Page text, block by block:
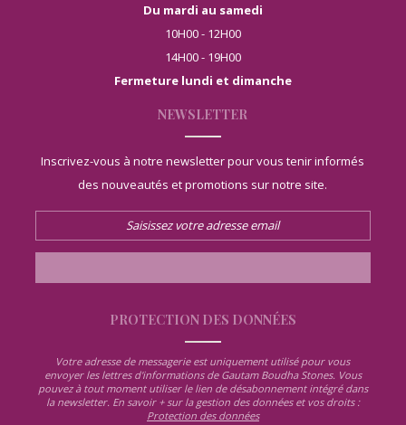
Du mardi au samedi
10H00 - 12H00
14H00 - 19H00
Fermeture lundi et dimanche
NEWSLETTER
Inscrivez-vous à notre newsletter pour vous tenir informés
des nouveautés et promotions sur notre site.
PROTECTION DES DONNÉES
Votre adresse de messagerie est uniquement utilisé pour vous
envoyer les lettres d'informations de Gautam Boudha Stones. Vous
pouvez à tout moment utiliser le lien de désabonnement intégré dans
la newsletter. En savoir + sur la gestion des données et vos droits :
Protection des données